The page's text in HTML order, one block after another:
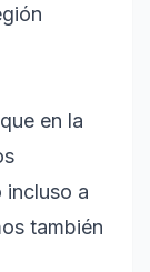
en la
incluso a
también